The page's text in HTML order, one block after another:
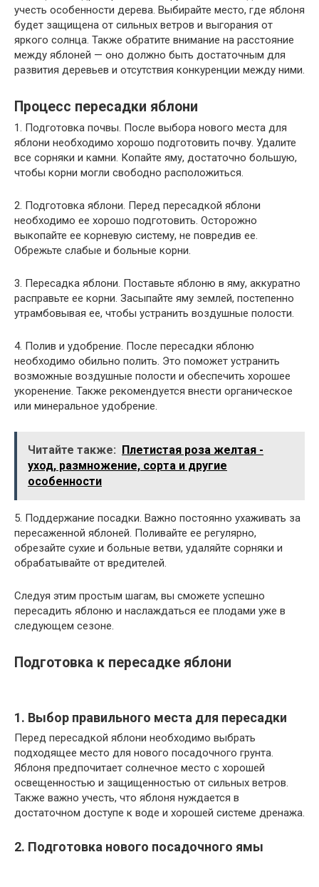
учесть особенности дерева. Выбирайте место, где яблоня
будет защищена от сильных ветров и выгорания от
яркого солнца. Также обратите внимание на расстояние
между яблоней — оно должно быть достаточным для
развития деревьев и отсутствия конкуренции между ними.
Процесс пересадки яблони
1. Подготовка почвы. После выбора нового места для
яблони необходимо хорошо подготовить почву. Удалите
все сорняки и камни. Копайте яму, достаточно большую,
чтобы корни могли свободно расположиться.
2. Подготовка яблони. Перед пересадкой яблони
необходимо ее хорошо подготовить. Осторожно
выкопайте ее корневую систему, не повредив ее.
Обрежьте слабые и больные корни.
3. Пересадка яблони. Поставьте яблоню в яму, аккуратно
расправьте ее корни. Засыпайте яму землей, постепенно
утрамбовывая ее, чтобы устранить воздушные полости.
4. Полив и удобрение. После пересадки яблоню
необходимо обильно полить. Это поможет устранить
возможные воздушные полости и обеспечить хорошее
укоренение. Также рекомендуется внести органическое
или минеральное удобрение.
Читайте также:
Плетистая роза желтая -
уход, размножение, сорта и другие
особенности
5. Поддержание посадки. Важно постоянно ухаживать за
пересаженной яблоней. Поливайте ее регулярно,
обрезайте сухие и больные ветви, удаляйте сорняки и
обрабатывайте от вредителей.
Следуя этим простым шагам, вы сможете успешно
пересадить яблоню и наслаждаться ее плодами уже в
следующем сезоне.
Подготовка к пересадке яблони
1. Выбор правильного места для пересадки
Перед пересадкой яблони необходимо выбрать
подходящее место для нового посадочного грунта.
Яблоня предпочитает солнечное место с хорошей
освещенностью и защищенностью от сильных ветров.
Также важно учесть, что яблоня нуждается в
достаточном доступе к воде и хорошей системе дренажа.
2. Подготовка нового посадочного ямы